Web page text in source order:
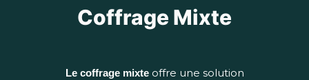
Coffrage Mixte
Le coffrage mixteoffre une solution